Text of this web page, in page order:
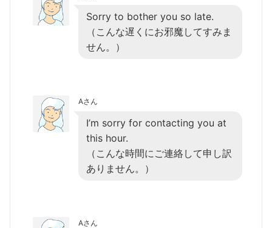
Sorry to bother you so late.
（こんな遅くにお邪魔してすみま
せん。）
Aさん
I’m sorry for contacting you at
this hour.
（こんな時間にご連絡して申し訳
ありません。）
Aさん